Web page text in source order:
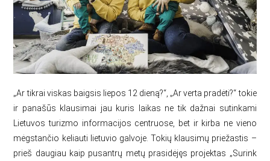
„Ar tikrai viskas baigsis liepos 12 dieną?“, „Ar verta pradėti?“ tokie
ir panašūs klausimai jau kuris laikas ne tik dažnai sutinkami
Lietuvos turizmo informacijos centruose, bet ir kirba ne vieno
mėgstančio keliauti lietuvio galvoje. Tokių klausimų priežastis –
prieš daugiau kaip pusantrų metų prasidėjęs projektas „Surink